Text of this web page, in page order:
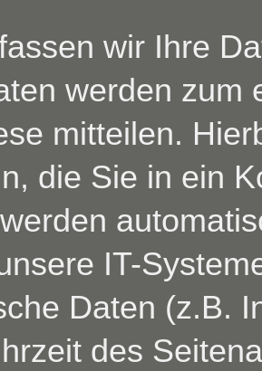
wir Ihre
werden zum
mitteilen.
die Sie in ein
IT-
Daten (z.B.
des